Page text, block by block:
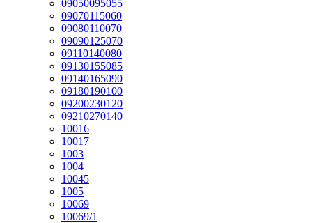
09050095055
09070115060
09080110070
09090125070
09110140080
09130155085
09140165090
09180190100
09200230120
09210270140
10016
10017
1003
1004
10045
1005
10069
10069/1